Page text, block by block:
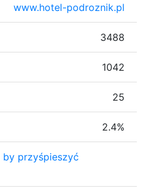
www.hotel-podroznik.pl
3488
1042
25
2.4%
przyśpieszyć